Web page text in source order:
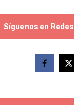
Síguenos en Redes